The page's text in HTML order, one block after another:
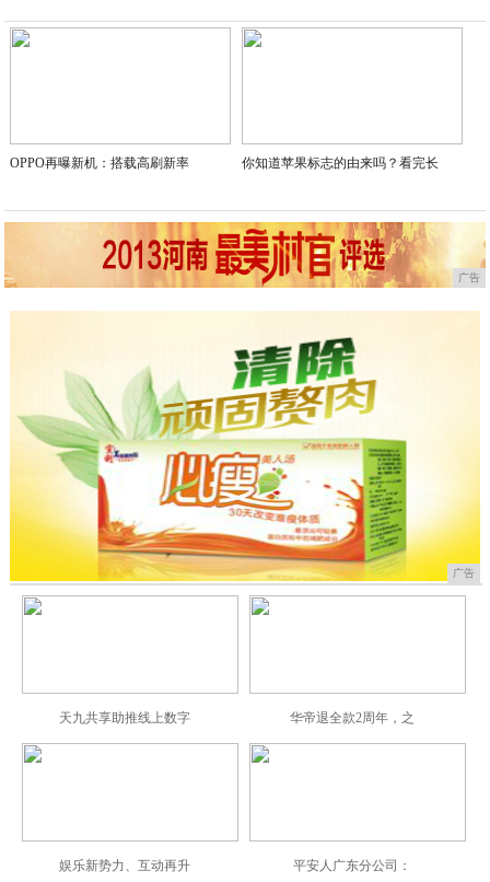
2026-02-05
OPPO再曝新机：搭载高刷新率 你知道苹果标志的由来吗？看完长
广告
广告
天九共享助推线上数字 华帝退全款2周年，之
娱乐新势力、互动再升 平安人广东分公司：